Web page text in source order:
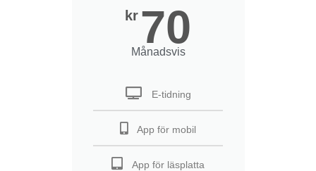
kr 70
Månadsvis
E-tidning
App för mobil
App för läsplatta